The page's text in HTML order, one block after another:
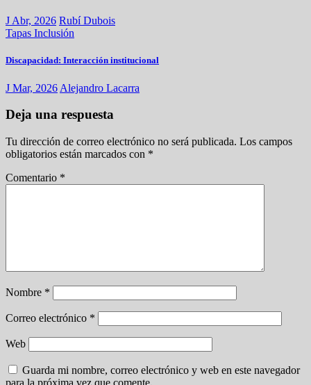
J Abr, 2026 Rubí Dubois
Tapas Inclusión
Discapacidad: Interacción institucional
J Mar, 2026 Alejandro Lacarra
Deja una respuesta
Tu dirección de correo electrónico no será publicada. Los campos
obligatorios están marcados con *
Comentario *
Nombre *
Correo electrónico *
Web
Guarda mi nombre, correo electrónico y web en este navegador
para la próxima vez que comente.